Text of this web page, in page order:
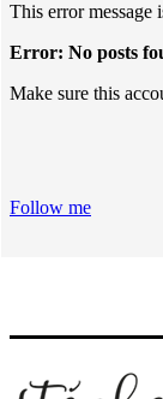
This error message
Error: No posts
Make sure this
Follow me